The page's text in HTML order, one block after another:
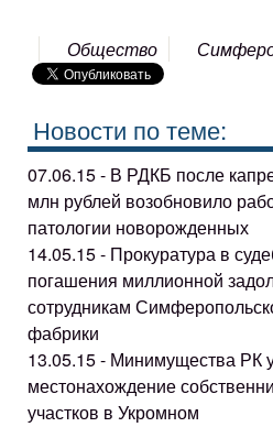
Общество
Новости по теме:
07.06.15 - В РДКБ после
млн рублей возобновило
патологии новорожденных
14.05.15 - Прокуратура в
погашения миллионной
сотрудникам
фабрики
13.05.15 - Минимущества РК
местонахождение
участков в Укромном